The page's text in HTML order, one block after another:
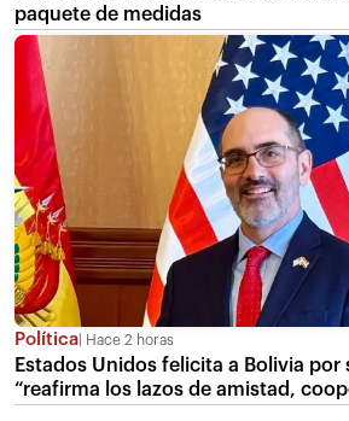
paquete de medidas
Política Hace 2 horas
Estados Unidos felicita a Bolivia por
“reafirma los lazos de amistad,